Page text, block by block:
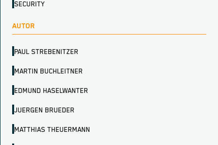
SECURITY
AUTOR
PAUL STREBENITZER
MARTIN BUCHLEITNER
EDMUND HASELWANTER
JUERGEN BRUEDER
MATTHIAS THEUERMANN